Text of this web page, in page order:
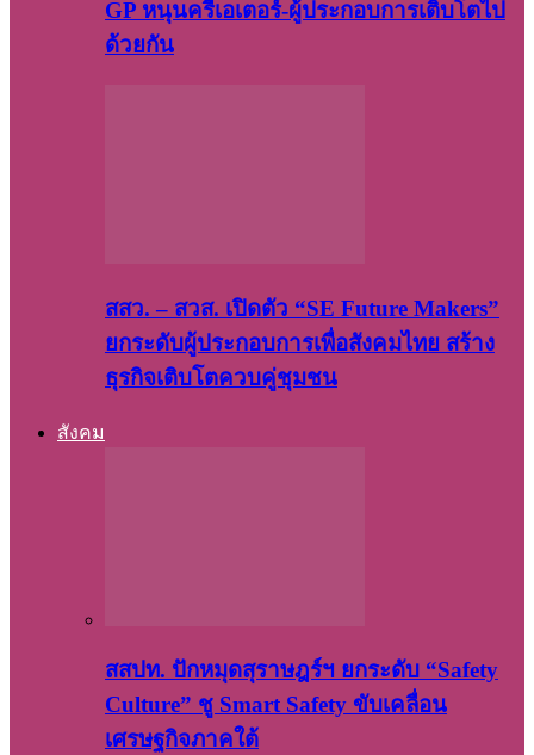
GP หนุนครีเอเตอร์-ผู้ประกอบการเติบโตไป
ด้วยกัน
สสว. – สวส. เปิดตัว “SE Future Makers”
ยกระดับผู้ประกอบการเพื่อสังคมไทย สร้าง
ธุรกิจเติบโตควบคู่ชุมชน
สังคม
สสปท. ปักหมุดสุราษฎร์ฯ ยกระดับ “Safety
Culture” ชู Smart Safety ขับเคลื่อน
เศรษฐกิจภาคใต้